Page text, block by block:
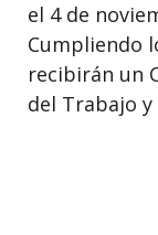
el 4 de
Cumpliendo
recibirán un
del Trabajo y